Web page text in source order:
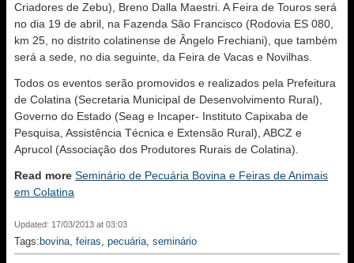
Criadores de Zebu), Breno Dalla Maestri. A Feira de Touros será
no dia 19 de abril, na Fazenda São Francisco (Rodovia ES 080,
km 25, no distrito colatinense de Ângelo Frechiani), que também
será a sede, no dia seguinte, da Feira de Vacas e Novilhas.
Todos os eventos serão promovidos e realizados pela Prefeitura
de Colatina (Secretaria Municipal de Desenvolvimento Rural),
Governo do Estado (Seag e Incaper- Instituto Capixaba de
Pesquisa, Assistência Técnica e Extensão Rural), ABCZ e
Aprucol (Associação dos Produtores Rurais de Colatina).
Read more Seminário de Pecuária Bovina e Feiras de Animais
em Colatina
Updated: 17/03/2013 at 03:03
Tags: bovina, feiras, pecuária, seminário